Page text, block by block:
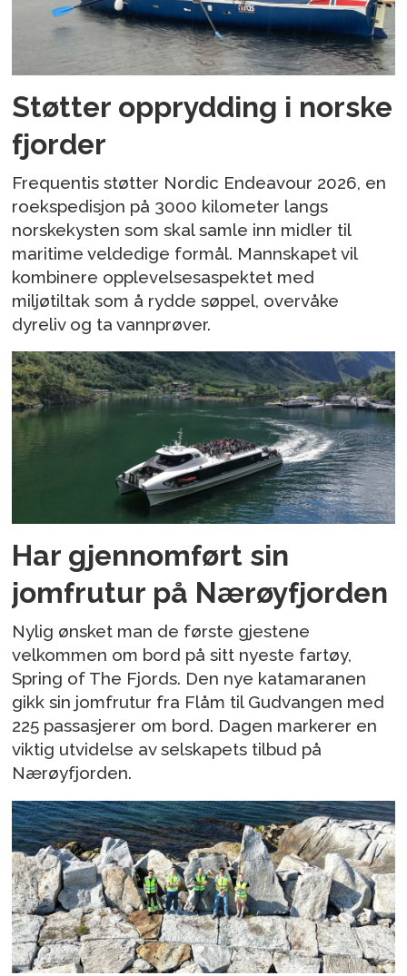
Støtter opprydding i norske
fjorder
Frequentis støtter Nordic Endeavour 2026, en
roekspedisjon på 3000 kilometer langs
norskekysten som skal samle inn midler til
maritime veldedige formål. Mannskapet vil
kombinere opplevelsesaspektet med
miljøtiltak som å rydde søppel, overvåke
dyreliv og ta vannprøver.
Har gjennomført sin
jomfrutur på Nærøyfjorden
Nylig ønsket man de første gjestene
velkommen om bord på sitt nyeste fartøy,
Spring of The Fjords. Den nye katamaranen
gikk sin jomfrutur fra Flåm til Gudvangen med
225 passasjerer om bord. Dagen markerer en
viktig utvidelse av selskapets tilbud på
Nærøyfjorden.